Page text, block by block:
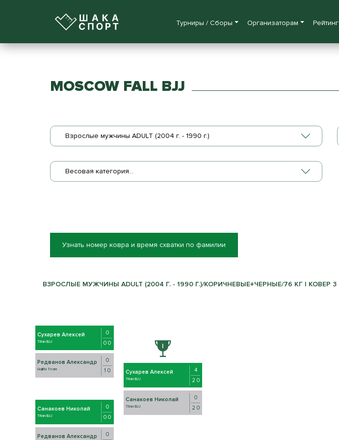
Турниры / Сборы Организаторам Рейтинг
MOSCOW FALL BJJ
Взрослые мужчины ADULT (2004 г. - 1990 г.)
Весовая категория...
Узнать номер ковра и время схватки по фамилии
ВЗРОСЛЫЕ МУЖЧИНЫ ADULT (2004 Г. - 1990 Г.)/КОРИЧНЕВЫЕ+ЧЕРНЫЕ/76 КГ | КОВЕР 3
Сухарев Алексей
Titan BJJ
0
0 0
Редванов Александр
GojiRa Team
0
1 0
Санакоев Николай
Titan BJJ
0
0 0
Редванов Александр 0
Сухарев Алексей
Titan BJJ
4
2 0
Санакоев Николай
Titan BJJ
0
2 0